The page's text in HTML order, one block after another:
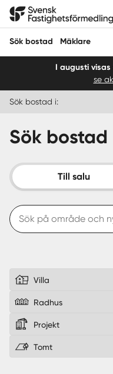
Hoppa
Svensk
Sök bostad Mäklare
Sälja
Köpa
Start
I augusti
se
Sök bostad i:
Sök bostad
Till salu
Villa
Radhus
Projekt
Tomt